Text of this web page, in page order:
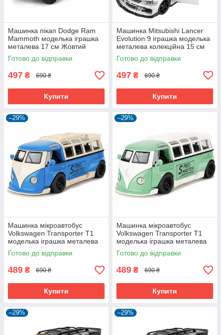
Машинка пікап Dodge Ram
Mammoth моделька іграшка
металева 17 см Жовтий
(60087)
Готово до відправки
497 ₴ 690 ₴
Купити
Машинка Mitsubishi Lancer
Evolution 9 іграшка моделька
металева колекційна 15 см
Сріблястий (60810)
Готово до відправки
497 ₴ 690 ₴
Купити
–29%
Машинка мікроавтобус
Volkswagen Transporter T1
моделька іграшка металева
17 см Синій (60825)
Готово до відправки
489 ₴ 690 ₴
Купити
–29%
Машинка мікроавтобус
Volkswagen Transporter T1
моделька іграшка металева
17 см Зелений (60826)
Готово до відправки
489 ₴ 690 ₴
Купити
–29% –29%